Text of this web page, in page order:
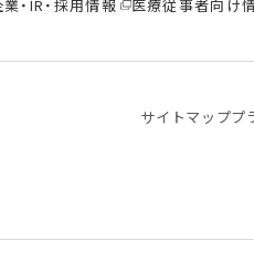
業・IR・採用情報 医療従事者向け
サイトマッププ